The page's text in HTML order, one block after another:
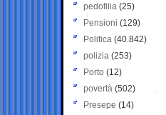
pedofilia (25)
Pensioni (129)
Politica (40.842)
polizia (253)
Porto (12)
povertà (502)
Presepe (14)